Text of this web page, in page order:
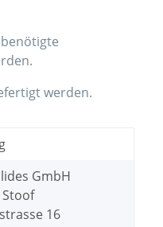
werden.
GmbH
16